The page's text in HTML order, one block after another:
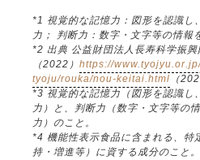
*1 視覚的な記憶力：図形を認識し
力； 判断力：数字・文字等の情報
*2 出典 公益財団法人長寿科学振興
（2022） https://
tyoju/rouka/nou-keitai.html （
*3 視覚的な記憶力（図形を認識し
力）と、判断力（数字・文字等の
力）のこと。
*4 機能性表示食品に含まれる、特
持・増進等）に資する成分のこと